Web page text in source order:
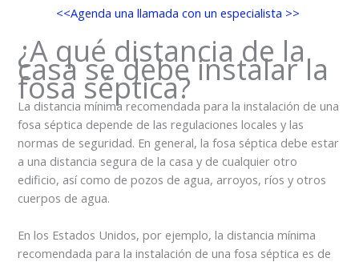
<<Agenda una llamada con un especialista >>
¿A qué distancia de la
casa se debe instalar la
fosa séptica?
La distancia mínima recomendada para la instalación de una
fosa séptica depende de las regulaciones locales y las
normas de seguridad. En general, la fosa séptica debe estar
a una distancia segura de la casa y de cualquier otro
edificio, así como de pozos de agua, arroyos, ríos y otros
cuerpos de agua.
En los Estados Unidos, por ejemplo, la distancia mínima
recomendada para la instalación de una fosa séptica es de